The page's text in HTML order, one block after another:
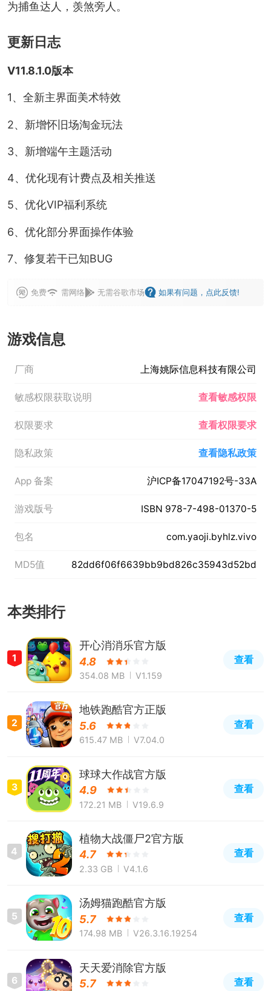
为捕鱼达人，羡煞旁人。
更新日志
V11.8.1.0版本
1、全新主界面美术特效
2、新增怀旧场淘金玩法
3、新增端午主题活动
4、优化现有计费点及相关推送
5、优化VIP福利系统
6、优化部分界面操作体验
7、修复若干已知BUG
免费 需网络 无需谷歌市场 如果有问题，点此反馈!
游戏信息
厂商 上海姚际信息科技有限公司
敏感权限获取说明 查看敏感权限
权限要求 查看权限要求
隐私政策 查看隐私政策
App 备案 沪ICP备17047192号-33A
游戏版号 ISBN 978-7-498-01370-5
包名 com.yaoji.byhlz.vivo
MD5值 82dd6f06f6639bb9bd826c35943d52bd
本类排行
1
开心消消乐官方版
4.8
354.08 MB V1.159
查看
2
地铁跑酷官方正版
5.6
615.47 MB V7.04.0
查看
3
球球大作战官方版
4.9
172.21 MB V19.6.9
查看
4
植物大战僵尸2官方版
4.7
2.33 GB V4.1.6
查看
5
汤姆猫跑酷官方版
5.7
174.98 MB V26.3.16.19254
查看
6
天天爱消除官方版
5.7
查看